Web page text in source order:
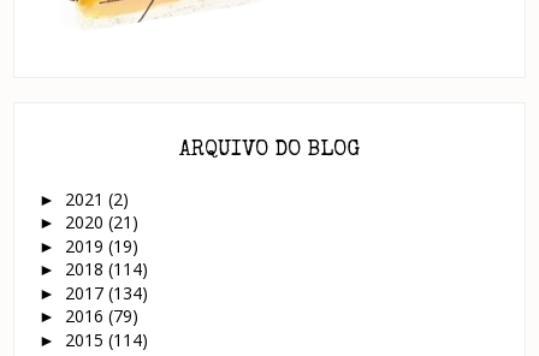
ARQUIVO DO BLOG
► 2021(2)
► 2020(21)
► 2019(19)
► 2018(114)
► 2017(134)
► 2016(79)
► 2015(114)